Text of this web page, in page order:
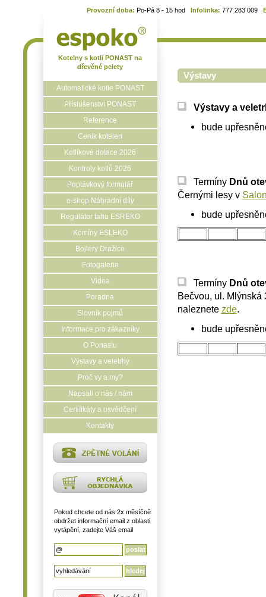
Provozní doba: Po-Pá 8 - 15 hod Infolinka: 777 283 009
Kotelny s kotli PONAST na
dřevěné pelety
Automatické kotle PONAST
Příslušenství PONAST
Reference
Ceník kotelen
Kotlíkové dotace 2026
Kontroly kotlů 2026
Poptávkový formulář
e-shop Náhradní díly
Regulátor tahu ESREKO
Komíny ESLEKO
Bojlery Dražice
Fotogalerie
Videa
Poradna
Slovník pojmů
Informace pro zákazníky
O Ponastu
Výstavy a veletrhy
Proč vy a my?
Napsali o nás / nám
Certifikáty a osvědčení
Kontakty
Pokud chcete od nás 2x měsíčně
obdržet informační email z oblasti
vytápění, zadejte Váš email
Výstavy
Výstavy a
bude
Termíny Dnů
Černými lesy v
bude
Termíny Dnů
Bečvou, ul. Mlýnská
naleznete zde.
bude